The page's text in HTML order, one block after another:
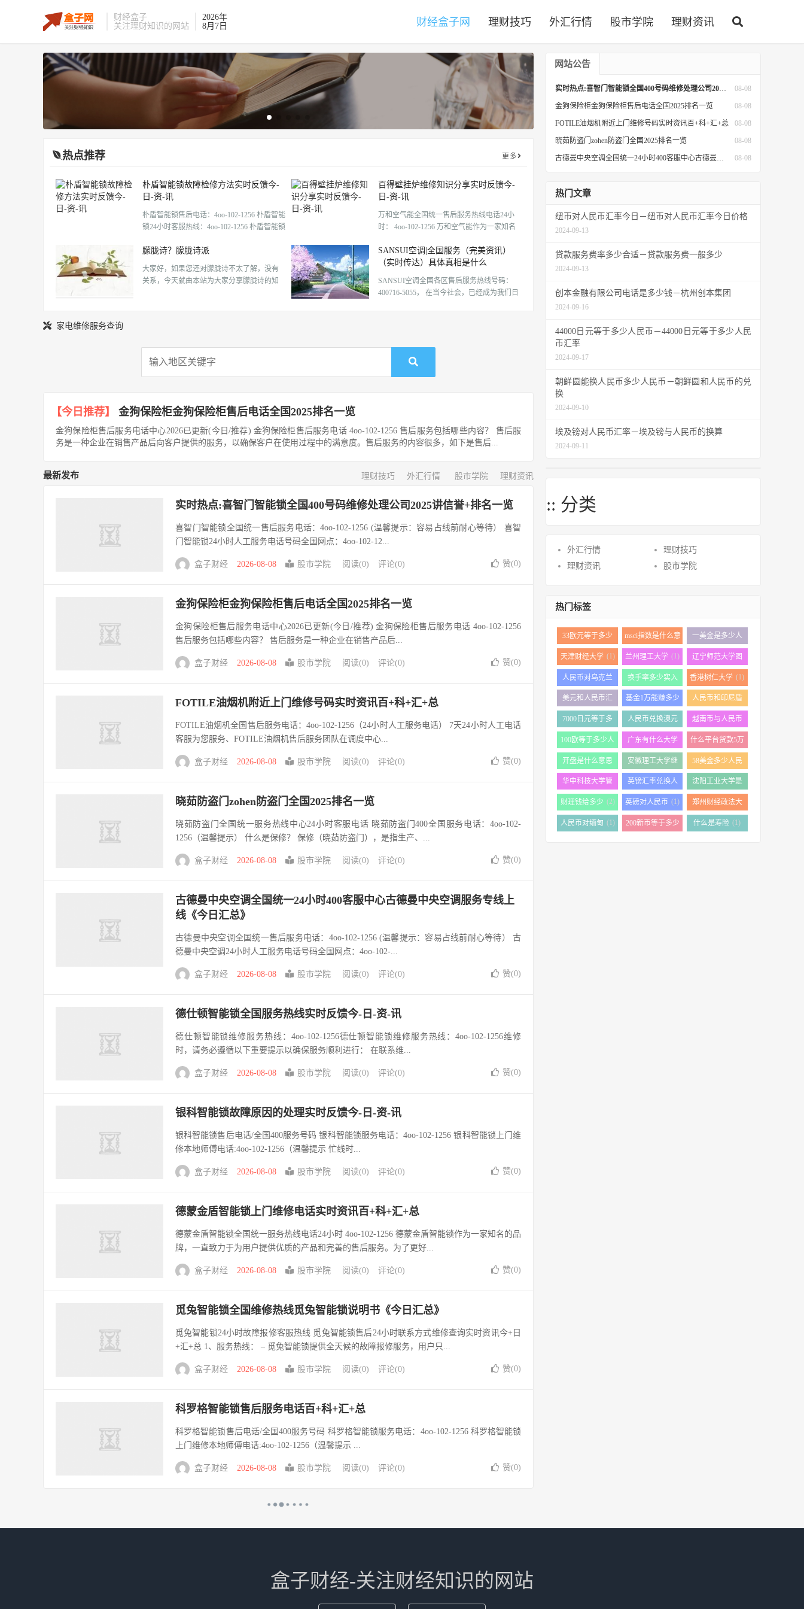
财经盒子
关注理财知识的网站
2026年
8月7日
财经盒子网 理财技巧 外汇行情 股市学院 理财资讯
热点推荐 更多
朴盾智能锁故障检修方法实时反馈今-
日-资-讯
朴盾智能锁售后电话：4oo-102-1256 朴盾智能
锁24小时客服热线：4oo-102-1256 朴盾智能锁
工电话客服为您服务、朴盾智能锁团队在调
度中心的统筹调配下，全市网点及各地区 售
后人员服务 […]
百得壁挂炉维修知识分享实时反馈今-
日-资-讯
万和空气能全国统一售后服务热线电话24小
时： 4oo-102-1256 万和空气能作为一家知名
和完善的售后服务。为了更好地为广大用户
解决产品使用过程中的问题和困扰，我们特
别设立了全国统一服务热线电话，并 […]
朦胧诗？朦胧诗派
大家好，如果您还对朦胧诗不太了解，没有
关系，今天就由本站为大家分享朦胧诗的知
SANSUI空调|全国服务（完美资讯）
（实时传达）具体真相是什么
SANSUI空调全国各区售后服务热线号码：
400716-5055， 在当今社会，已经成为我们日
家电维修服务查询
【今日推荐】 金狗保险柜金狗保险柜售后电话全国2025排名一览
金狗保险柜售后服务电话中心2026已更新(今日/推荐) 金狗保险柜售后服务电话 4oo-102-1256 售后服务包括哪些内容？ 售后服
务是一种企业在销售产品后向客户提供的服务，以确保客户在使用过程中的满意度。售后服务的内容很多，如下是售后...
最新发布 理财技巧 外汇行情 股市学院 理财资讯
实时热点:喜智门智能锁全国400号码维修处理公司2025讲信誉+排名一览
喜智门智能锁全国统一售后服务电话：4oo-102-1256 (温馨提示：容易占线前耐心等待） 喜智
门智能锁24小时人工服务电话号码全国网点：4oo-102-12...
盒子财经 2026-08-08 股市学院 阅读(0) 评论(0) 赞(0)
金狗保险柜金狗保险柜售后电话全国2025排名一览
金狗保险柜售后服务电话中心2026已更新(今日/推荐) 金狗保险柜售后服务电话 4oo-102-1256
售后服务包括哪些内容？ 售后服务是一种企业在销售产品后...
盒子财经 2026-08-08 股市学院 阅读(0) 评论(0) 赞(0)
FOTILE油烟机附近上门维修号码实时资讯百+科+汇+总
FOTILE油烟机全国售后服务电话：4oo-102-1256（24小时人工服务电话） 7天24小时人工电话
客服为您服务、FOTILE油烟机售后服务团队在调度中心...
盒子财经 2026-08-08 股市学院 阅读(0) 评论(0) 赞(0)
晓茹防盗门zohen防盗门全国2025排名一览
晓茹防盗门全国统一服务热线中心24小时客服电话 晓茹防盗门400全国服务电话：4oo-102-
1256（温馨提示） 什么是保修？ 保修（晓茹防盗门），是指生产、...
盒子财经 2026-08-08 股市学院 阅读(0) 评论(0) 赞(0)
古德曼中央空调全国统一24小时400客服中心古德曼中央空调服务专线上
线《今日汇总》
古德曼中央空调全国统一售后服务电话：4oo-102-1256 (温馨提示：容易占线前耐心等待） 古
德曼中央空调24小时人工服务电话号码全国网点：4oo-102-...
盒子财经 2026-08-08 股市学院 阅读(0) 评论(0) 赞(0)
德仕顿智能锁全国服务热线实时反馈今-日-资-讯
德仕顿智能锁维修服务热线：4oo-102-1256德仕顿智能锁维修服务热线：4oo-102-1256维修
时，请务必遵循以下重要提示以确保服务顺利进行： 在联系维...
盒子财经 2026-08-08 股市学院 阅读(0) 评论(0) 赞(0)
银科智能锁故障原因的处理实时反馈今-日-资-讯
银科智能锁售后电话/全国400服务号码 银科智能锁服务电话：4oo-102-1256 银科智能锁上门维
修本地师傅电话:4oo-102-1256（温馨提示 忙线时...
盒子财经 2026-08-08 股市学院 阅读(0) 评论(0) 赞(0)
德蒙金盾智能锁上门维修电话实时资讯百+科+汇+总
德蒙金盾智能锁全国统一服务热线电话24小时 4oo-102-1256 德蒙金盾智能锁作为一家知名的品
牌，一直致力于为用户提供优质的产品和完善的售后服务。为了更好...
盒子财经 2026-08-08 股市学院 阅读(0) 评论(0) 赞(0)
觅兔智能锁全国维修热线觅兔智能锁说明书《今日汇总》
觅兔智能锁24小时故障报修客服热线 觅兔智能锁售后24小时联系方式维修查询实时资讯今+日
+汇+总 1、服务热线： – 觅兔智能锁提供全天候的故障报修服务，用户只...
盒子财经 2026-08-08 股市学院 阅读(0) 评论(0) 赞(0)
科罗格智能锁售后服务电话百+科+汇+总
科罗格智能锁售后电话/全国400服务号码 科罗格智能锁服务电话：4oo-102-1256 科罗格智能锁
上门维修本地师傅电话:4oo-102-1256（温馨提示 ...
盒子财经 2026-08-08 股市学院 阅读(0) 评论(0) 赞(0)
网站公告
08-08
实时热点:喜智门智能锁全国400号码维修处理公司2025讲信誉+排名一览
08-08
金狗保险柜金狗保险柜售后电话全国2025排名一览
08-08
FOTILE油烟机附近上门维修号码实时资讯百+科+汇+总
08-08
晓茹防盗门zohen防盗门全国2025排名一览
08-08
古德曼中央空调全国统一24小时400客服中心古德曼中央空调服务专线上线《今日汇总》
热门文章
纽币对人民币汇率今日－纽币对人民币汇率今日价格
2024-09-13
贷款服务费率多少合适－贷款服务费一般多少
2024-09-13
创本金融有限公司电话是多少钱－杭州创本集团
2024-09-16
44000日元等于多少人民币－44000日元等于多少人民
币汇率
2024-09-17
朝鲜圆能换人民币多少人民币－朝鲜圆和人民币的兑
换
2024-09-10
埃及镑对人民币汇率－埃及镑与人民币的换算
2024-09-11
:: 分类
外汇行情
理财技巧
理财资讯
股市学院
热门标签
33欧元等于多少
人民币 (1)
msci指数是什么意
思 (1)
一美金是多少人
民币 (1)
天津财经大学 (1) 兰州理工大学 (1)
辽宁师范大学图
书馆 (1)
人民币对乌克兰
币 (1)
换手率多少实入
最好 (2)
香港树仁大学 (1)
美元和人民币汇
率换算 (1)
基金1万能赚多少
(2)
人民币和印尼盾
汇率 (1)
7000日元等于多
少人民币 (1)
人民币兑换澳元
(1)
越南币与人民币
的汇率 (1)
100欧等于多少人
民币 (1)
广东有什么大学
(1)
什么平台货款5万
利息低 (1)
开盘是什么意思
(1)
安徽理工大学继
续教育学院 (1)
58美金多少人民
币 (1)
华中科技大学管
理学院 (1)
英镑汇率兑换人
民币 (1)
沈阳工业大学是
几本 (1)
财理钱给多少 (2) 英磅对人民币 (1)
郑州财经政法大
学 (1)
人民币对缅甸 (1)
200新币等于多少
什么是寿险 (1)
盒子财经-关注财经知识的网站